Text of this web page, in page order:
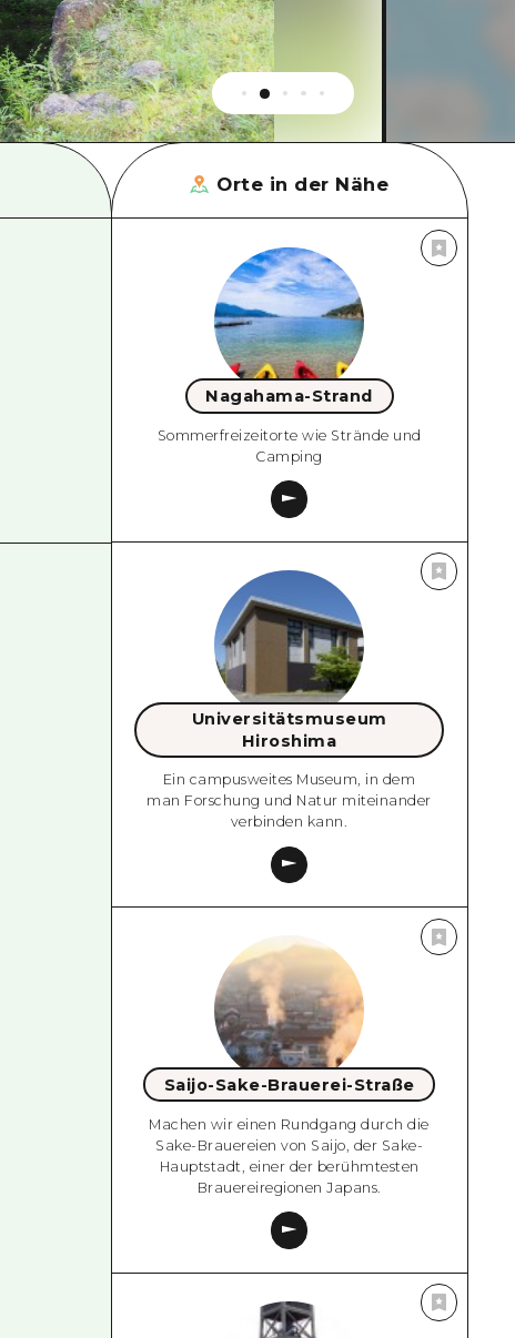
Orte in der Nähe
Nagahama-Strand
Sommerfreizeitorte wie Strände und
Camping
Universitätsmuseum
Hiroshima
Ein campusweites Museum, in dem
man Forschung und Natur miteinander
verbinden kann.
Saijo-Sake-Brauerei-Straße
Machen wir einen Rundgang durch die
Sake-Brauereien von Saijo, der Sake-
Hauptstadt, einer der berühmtesten
Brauereiregionen Japans.